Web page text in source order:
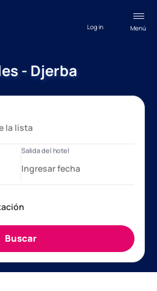
Menú
Log in
- Djerba